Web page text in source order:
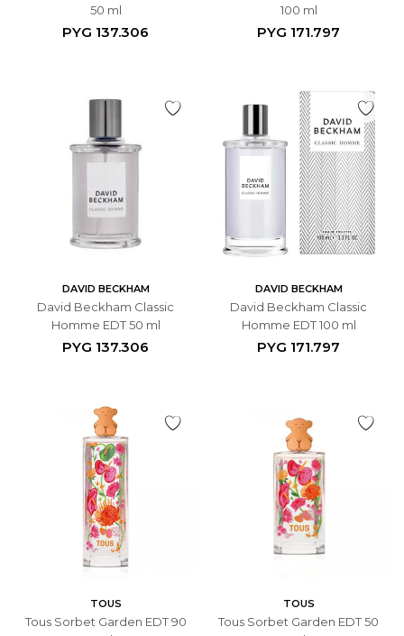
50 ml
PYG 137.306
100 ml
PYG 171.797
DAVID BECKHAM
David Beckham Classic
Homme EDT 50 ml
PYG 137.306
DAVID BECKHAM
David Beckham Classic
Homme EDT 100 ml
PYG 171.797
TOUS
Tous Sorbet Garden EDT 90
TOUS
Tous Sorbet Garden EDT 50